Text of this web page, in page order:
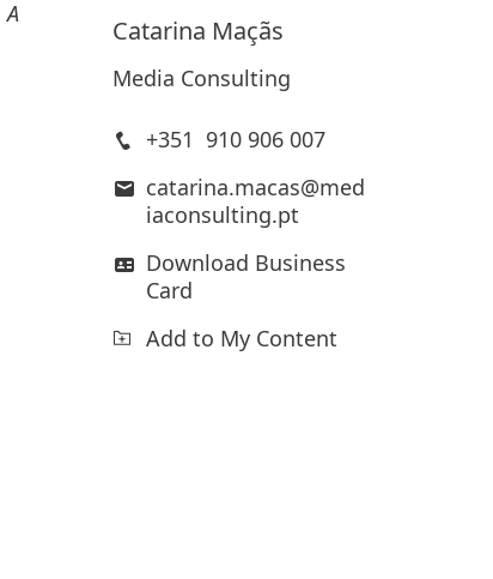
Catarina Maçãs
Media Consulting
+351 910 906 007
catarina.macas@med
iaconsulting.pt
Download Business
Card
Add to My Content